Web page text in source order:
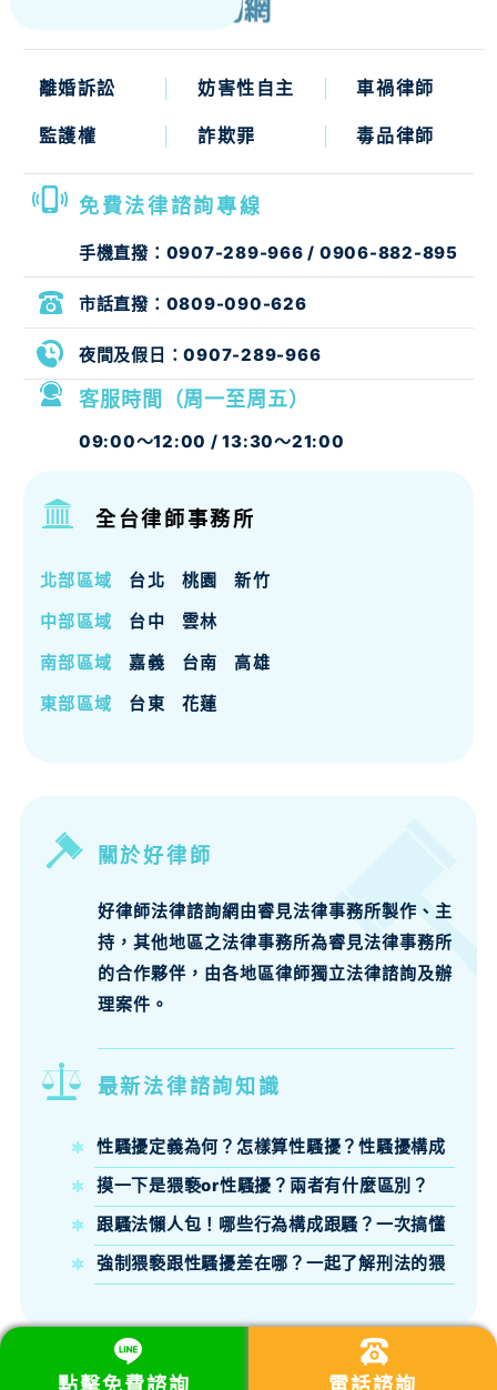
點擊免費諮詢 電話諮詢
關於好律師
好律師法律諮詢網由睿見法律事務所製作、主
持，其他地區之法律事務所為睿見法律事務所
的合作夥伴，由各地區律師獨立法律諮詢及辦
理案件。
最新法律諮詢知識
性騷擾定義為何？怎樣算性騷擾？性騷擾構成
要件、法律責任律師來說明
摸一下是猥褻or性騷擾？兩者有什麼區別？
跟騷法懶人包！哪些行為構成跟騷？一次搞懂
跟騷法定義、構成要件與刑責
強制猥褻跟性騷擾差在哪？一起了解刑法的猥
褻定義吧！
離婚訴訟 妨害性自主 車禍律師
監護權 詐欺罪 毒品律師
免費法律諮詢專線
手機直撥： 0907-289-966 / 0906-882-895
市話直撥： 0809-090-626
客服時間（周一至周五）
09:00～12:00 / 13:30～21:00
夜間及假日：0907-289-966
全台律師事務所
北部區域 台北 桃園 新竹
南部區域 嘉義 台南 高雄
中部區域 台中 雲林
東部區域 台東 花蓮